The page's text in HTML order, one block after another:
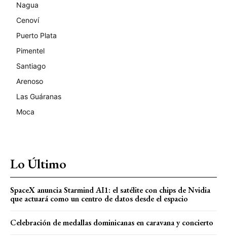
Nagua
Cenoví
Puerto Plata
Pimentel
Santiago
Arenoso
Las Guáranas
Moca
Lo Último
SpaceX anuncia Starmind AI1: el satélite con chips de Nvidia
que actuará como un centro de datos desde el espacio
Celebración de medallas dominicanas en caravana y concierto